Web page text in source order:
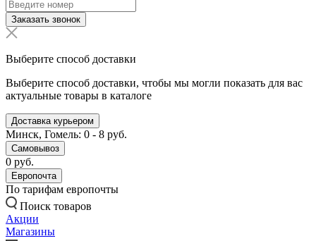
Заказать звонок
Выберите способ доставки
Выберите способ доставки, чтобы мы могли показать для вас
актуальные товары в каталоге
Доставка курьером
Минск, Гомель: 0 - 8 руб.
Самовывоз
0 руб.
Европочта
По тарифам европочты
Поиск товаров
Акции
Магазины